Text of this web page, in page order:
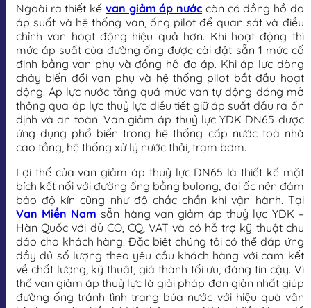
Ngoài ra thiết kế van giảm áp nước còn có đồng hồ đo
áp suất và hệ thống van, ống pilot để quan sát và điều
chỉnh van hoạt động hiệu quả hơn. Khi hoạt động thì
mức áp suất của đường ống được cài đặt sẵn 1 mức cố
định bằng van phụ và đồng hồ đo áp. Khi áp lực dòng
chảy biến đổi van phụ và hệ thống pilot bắt đầu hoạt
động. Áp lực nước tăng quá mức van tự động đóng mở
thông qua áp lực thuỷ lực điều tiết giữ áp suất đầu ra ổn
định và an toàn. Van giảm áp thuỷ lực YDK DN65 được
ứng dụng phổ biến trong hệ thống cấp nước toà nhà
cao tầng, hệ thống xử lý nước thải, trạm bơm.
Lợi thế của van giảm áp thuỷ lực DN65 là thiết kế mặt
bích kết nối với đường ống bằng bulong, đai ốc nên đảm
bảo độ kín cũng như độ chắc chắn khi vận hành. Tại
Van Miền Nam sẵn hàng van giảm áp thuỷ lực YDK –
Hàn Quốc với đủ CO, CQ, VAT và có hỗ trợ kỹ thuật chu
đáo cho khách hàng. Đặc biệt chúng tôi có thể đáp ứng
đầy đủ số lượng theo yêu cầu khách hàng với cam kết
về chất lượng, kỹ thuật, giá thành tối ưu, đáng tin cậy. Vì
thế van giảm áp thuỷ lực là giải pháp đơn giản nhất giúp
đường ống tránh tình trạng búa nước với hiệu quả vận